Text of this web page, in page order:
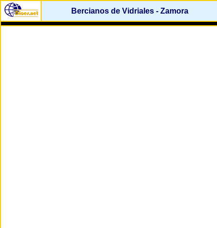
Bercianos de Vidriales - Zamora